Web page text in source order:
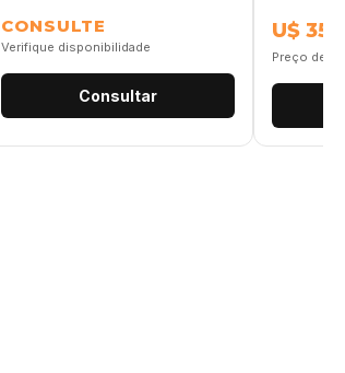
CONSULTE
Verifique disponibilidade
Consultar
U$
Preço de